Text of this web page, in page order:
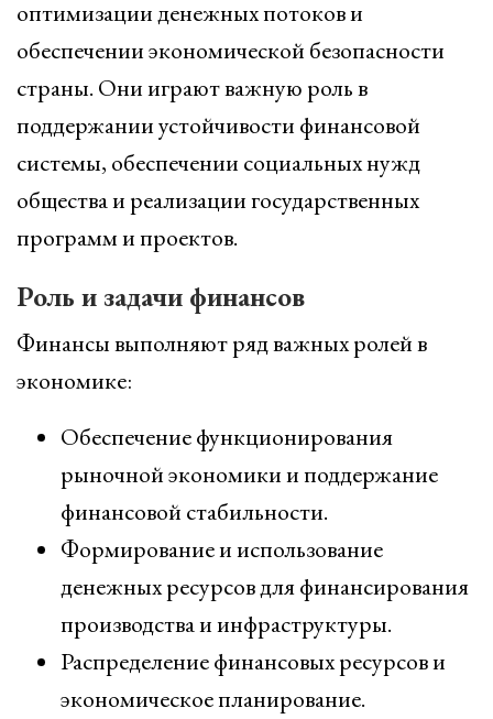
оптимизации денежных потоков и
обеспечении экономической безопасности
страны. Они играют важную роль в
поддержании устойчивости финансовой
системы, обеспечении социальных нужд
общества и реализации государственных
программ и проектов.
Роль и задачи финансов
Финансы выполняют ряд важных ролей в
экономике:
Обеспечение функционирования
рыночной экономики и поддержание
финансовой стабильности.
Формирование и использование
денежных ресурсов для финансирования
производства и инфраструктуры.
Распределение финансовых ресурсов и
экономическое планирование.